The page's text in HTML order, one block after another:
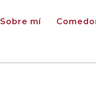
Sobre mí